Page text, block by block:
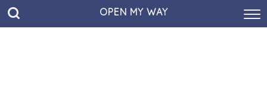
OPEN MY WAY